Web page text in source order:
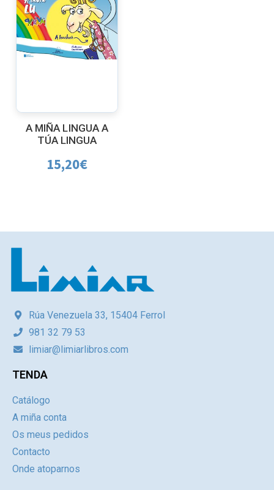
A MIÑA LINGUA A
TÚA LINGUA
15,20€
Rúa Venezuela 33, 15404 Ferrol
981 32 79 53
limiar@limiarlibros.com
TENDA
Catálogo
A miña conta
Os meus pedidos
Contacto
Onde atoparnos